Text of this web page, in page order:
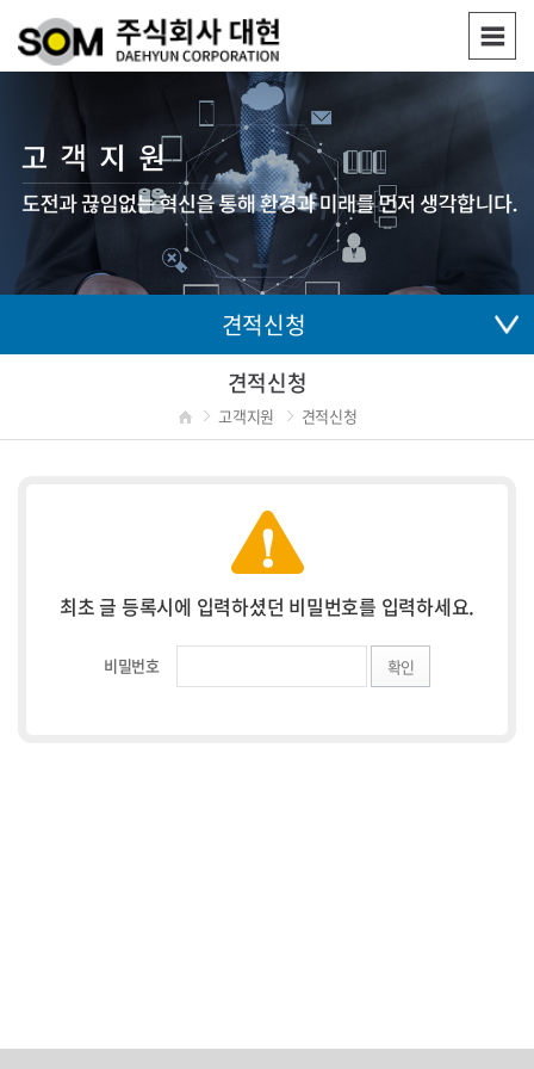
견적신청
견적신청
고객지원 견적신청
최초 글 등록시에 입력하셨던 비밀번호를 입력하세요.
비밀번호